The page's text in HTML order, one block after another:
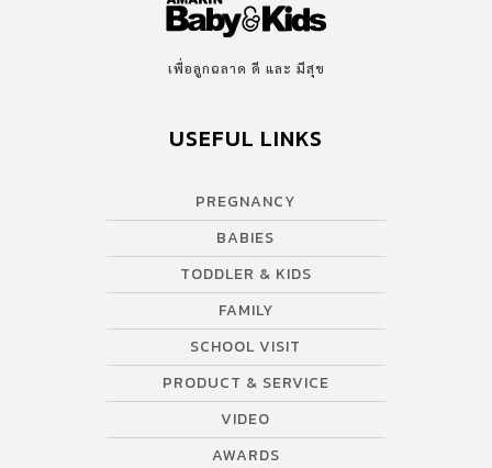
เพื่อลูกฉลาด ดี และ มีสุข
USEFUL LINKS
PREGNANCY
BABIES
TODDLER & KIDS
FAMILY
SCHOOL VISIT
PRODUCT & SERVICE
VIDEO
AWARDS